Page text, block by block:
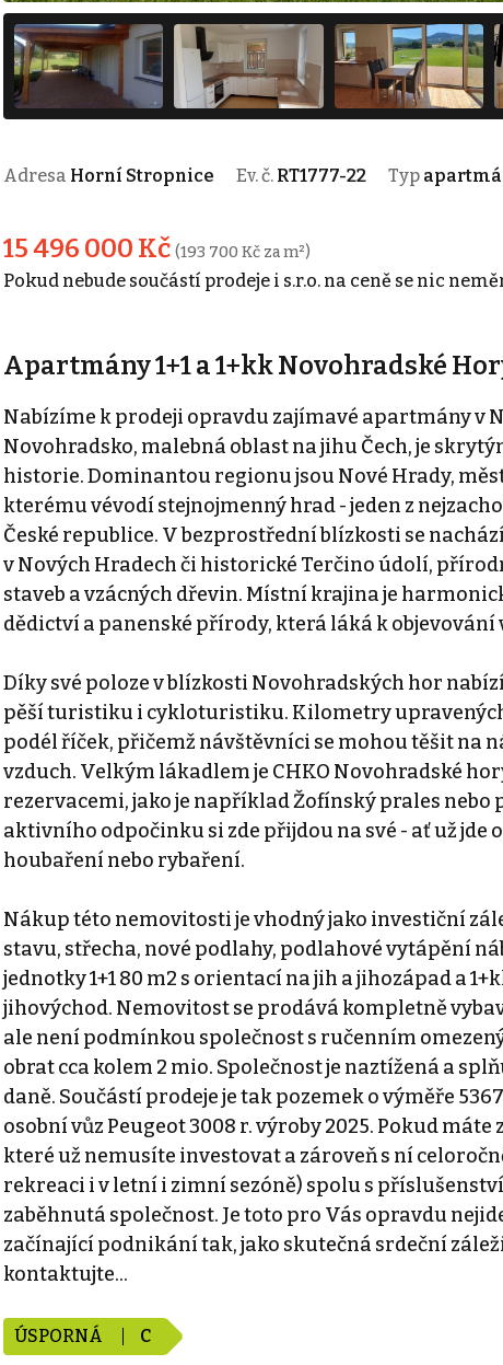
Adresa Horní Stropnice Ev. č. RT1777-22 Typ
15 496 000 Kč (193 700 Kč za m²)
Pokud nebude součástí prodeje i s.r.o. na ceně se nic
Apartmány 1+1 a 1+kk Novohradské
Nabízíme k prodeji opravdu zajímavé apartmány v
Novohradsko, malebná oblast na jihu Čech, je
historie. Dominantou regionu jsou Nové Hrady,
kterému vévodí stejnojmenný hrad - jeden z
České republice. V bezprostřední blízkosti se
v Nových Hradech či historické Terčino údolí,
staveb a vzácných dřevin. Místní krajina je
dědictví a panenské přírody, která láká k objevování
Díky své poloze v blízkosti Novohradských hor
pěší turistiku i cykloturistiku. Kilometry upravených
podél říček, přičemž návštěvníci se mohou těšit na
vzduch. Velkým lákadlem je CHKO Novohradské
rezervacemi, jako je například Žofínský prales
aktivního odpočinku si zde přijdou na své - ať už jde
houbaření nebo rybaření.
Nákup této nemovitosti je vhodný jako investiční
stavu, střecha, nové podlahy, podlahové vytápění
jednotky 1+1 80 m2 s orientací na jih a jihozápad a
jihovýchod. Nemovitost se prodává kompletně
ale není podmínkou společnost s ručenním
obrat cca kolem 2 mio. Společnost je naztížená a
daně. Součástí prodeje je tak pozemek o výměře
osobní vůz Peugeot 3008 r. výroby 2025. Pokud
které už nemusíte investovat a zároveň s ní
rekreaci i v letní i zimní sezóně) spolu s
zaběhnutá společnost. Je toto pro Vás opravdu
začínající podnikání tak, jako skutečná srdeční
kontaktujte...
ÚSPORNÁ C